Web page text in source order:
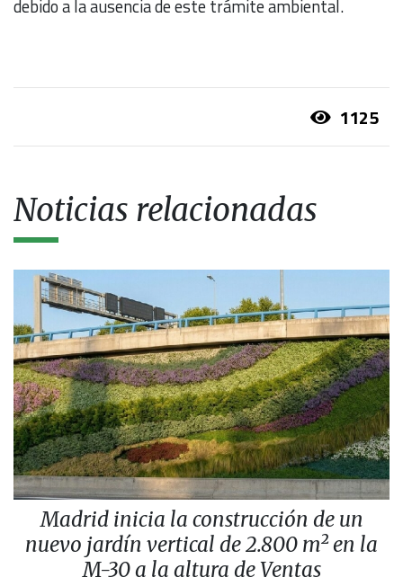
debido a la ausencia de este trámite ambiental.
1125
Noticias relacionadas
Madrid inicia la construcción de un
nuevo jardín vertical de 2.800 m² en la
M-30 a la altura de Ventas